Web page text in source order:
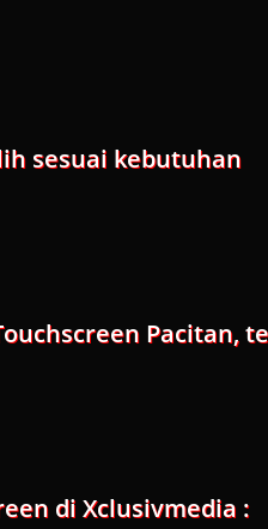
sesuai kebutuhan
Pacitan,
di Xclusivmedia :